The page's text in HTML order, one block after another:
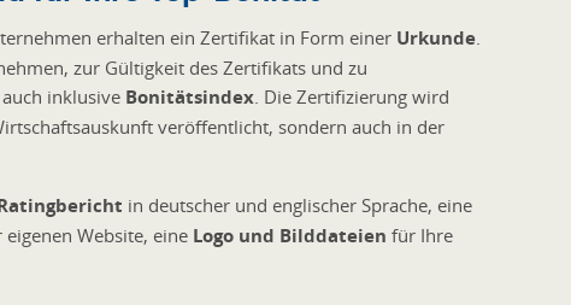
erhalten ein Zertifikat in Form einer Urkunde.
zur Gültigkeit des Zertifikats und zu
inklusive Bonitätsindex. Die Zertifizierung wird
veröffentlicht, sondern auch in der
in deutscher und englischer Sprache, eine
Website, eine Logo und Bilddateien für Ihre